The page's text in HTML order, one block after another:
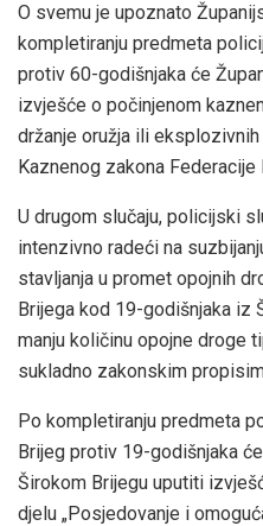
O svemu je upoznato
kompletiranju predmeta
protiv 60-godišnjaka će
izvješće o počinjenom
držanje oružja ili eksplozivnih
Kaznenog zakona Federacije
U drugom slučaju, policijski
intenzivno radeći na
stavljanja u promet opojnih
Brijega kod 19-godišnjaka iz
manju količinu opojne droge
sukladno zakonskim
Po kompletiranju predmeta
Brijeg protiv 19-godišnjaka
Širokom Brijegu uputiti
djelu „Posjedovanje i